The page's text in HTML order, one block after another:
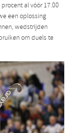
al vóór 17.00
een oplossing
wedstrijden
om duels te